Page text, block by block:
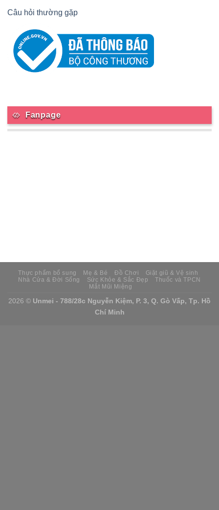
Câu hỏi thường gặp
Fanpage
Thực phẩm bổ sung Mẹ & Bé Đồ Chơi
Giặt giũ & Vệ sinh
Nhà Cửa & Đời Sống
Sức Khỏe & Sắc Đẹp
Thuốc và TPCN
Mắt Mũi Miệng
2026 © Unmei - 788/28c Nguyễn Kiệm, P. 3, Q. Gò Vấp, Tp. Hồ
Chí Minh